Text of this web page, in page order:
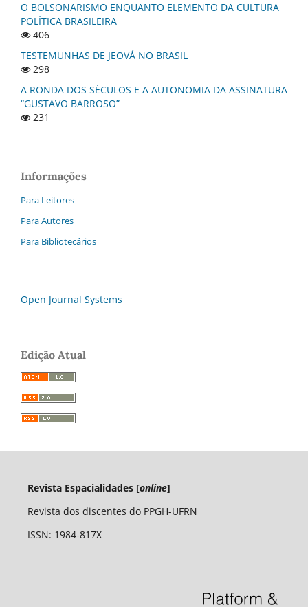
O BOLSONARISMO ENQUANTO ELEMENTO DA CULTURA
POLÍTICA BRASILEIRA
406
TESTEMUNHAS DE JEOVÁ NO BRASIL
298
A RONDA DOS SÉCULOS E A AUTONOMIA DA ASSINATURA
“GUSTAVO BARROSO”
231
Informações
Para Leitores
Para Autores
Para Bibliotecários
Open Journal Systems
Edição Atual
Revista Espacialidades [online]
Revista dos discentes do PPGH-UFRN
ISSN: 1984-817X